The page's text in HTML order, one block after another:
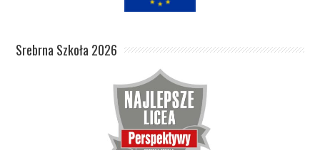
Srebrna Szkoła 2026